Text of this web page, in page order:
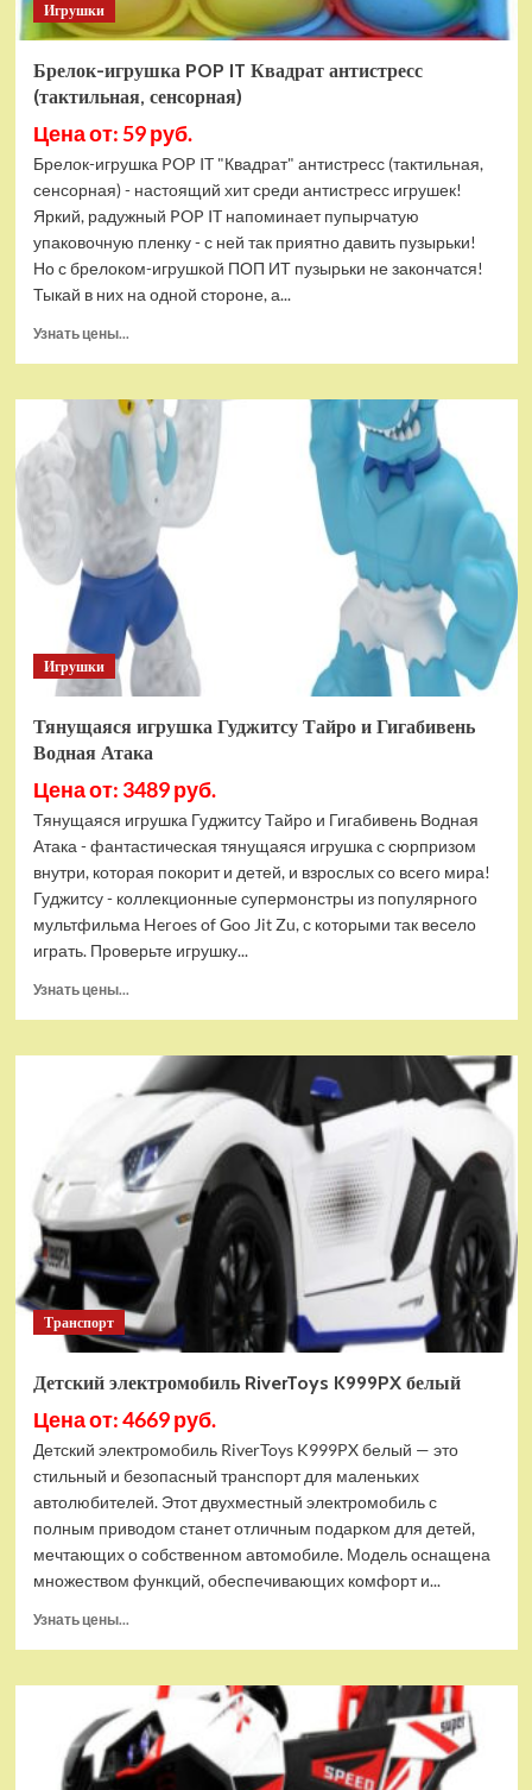
Игрушки
Брелок-игрушка POP IT Квадрат антистресс
(тактильная, сенсорная)
Цена от: 59 руб.
Брелок-игрушка POP IT "Квадрат" антистресс (тактильная,
сенсорная) - настоящий хит среди антистресс игрушек!
Яркий, радужный POP IT напоминает пупырчатую
упаковочную пленку - с ней так приятно давить пузырьки!
Но с брелоком-игрушкой ПОП ИТ пузырьки не закончатся!
Тыкай в них на одной стороне, а...
Узнать цены...
Брелок-
игрушка
POP
Квадрат
антистресс
(тактильная,
сенсорная)
Игрушки
Тянущаяся игрушка Гуджитсу Тайро и Гигабивень
Водная Атака
Цена от: 3489 руб.
Тянущаяся игрушка Гуджитсу Тайро и Гигабивень Водная
Атака - фантастическая тянущаяся игрушка с сюрпризом
внутри, которая покорит и детей, и взрослых со всего мира!
Гуджитсу - коллекционные супермонстры из популярного
мультфильма Heroes of Goo Jit Zu, с которыми так весело
играть. Проверьте игрушку...
Узнать цены...
Тянущаяся
игрушка
Гуджитсу
и
Гигабивень
Водная
Атака
Транспорт
Детский электромобиль RiverToys K999PX белый
Цена от: 4669 руб.
Детский электромобиль RiverToys K999PX белый — это
стильный и безопасный транспорт для маленьких
автолюбителей. Этот двухместный электромобиль с
полным приводом станет отличным подарком для детей,
мечтающих о собственном автомобиле. Модель оснащена
множеством функций, обеспечивающих комфорт и...
Узнать цены...
Детский
электромобиль
RiverToys
K999PX
белый